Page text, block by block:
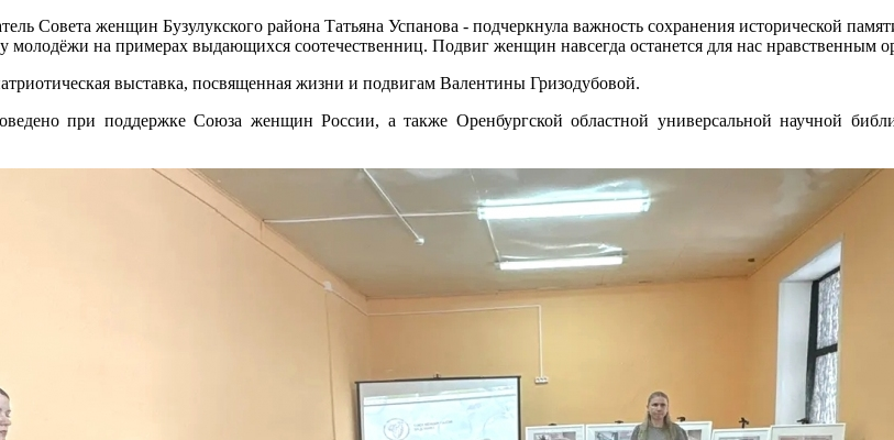
Совета женщин Бузулукского района Татьяна Успанова - подчеркнула важность сохранения исторической
молодёжи на примерах выдающихся соотечественниц. Подвиг женщин навсегда останется для нас нравственным
выставка, посвященная жизни и подвигам Валентины Гризодубовой.
при поддержке Союза женщин России, а также Оренбургской областной универсальной научной